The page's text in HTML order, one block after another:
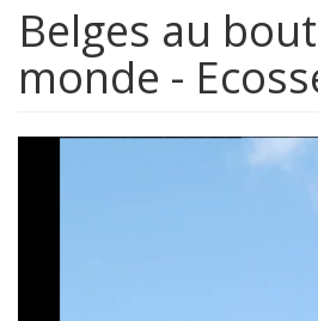
Belges au
monde -